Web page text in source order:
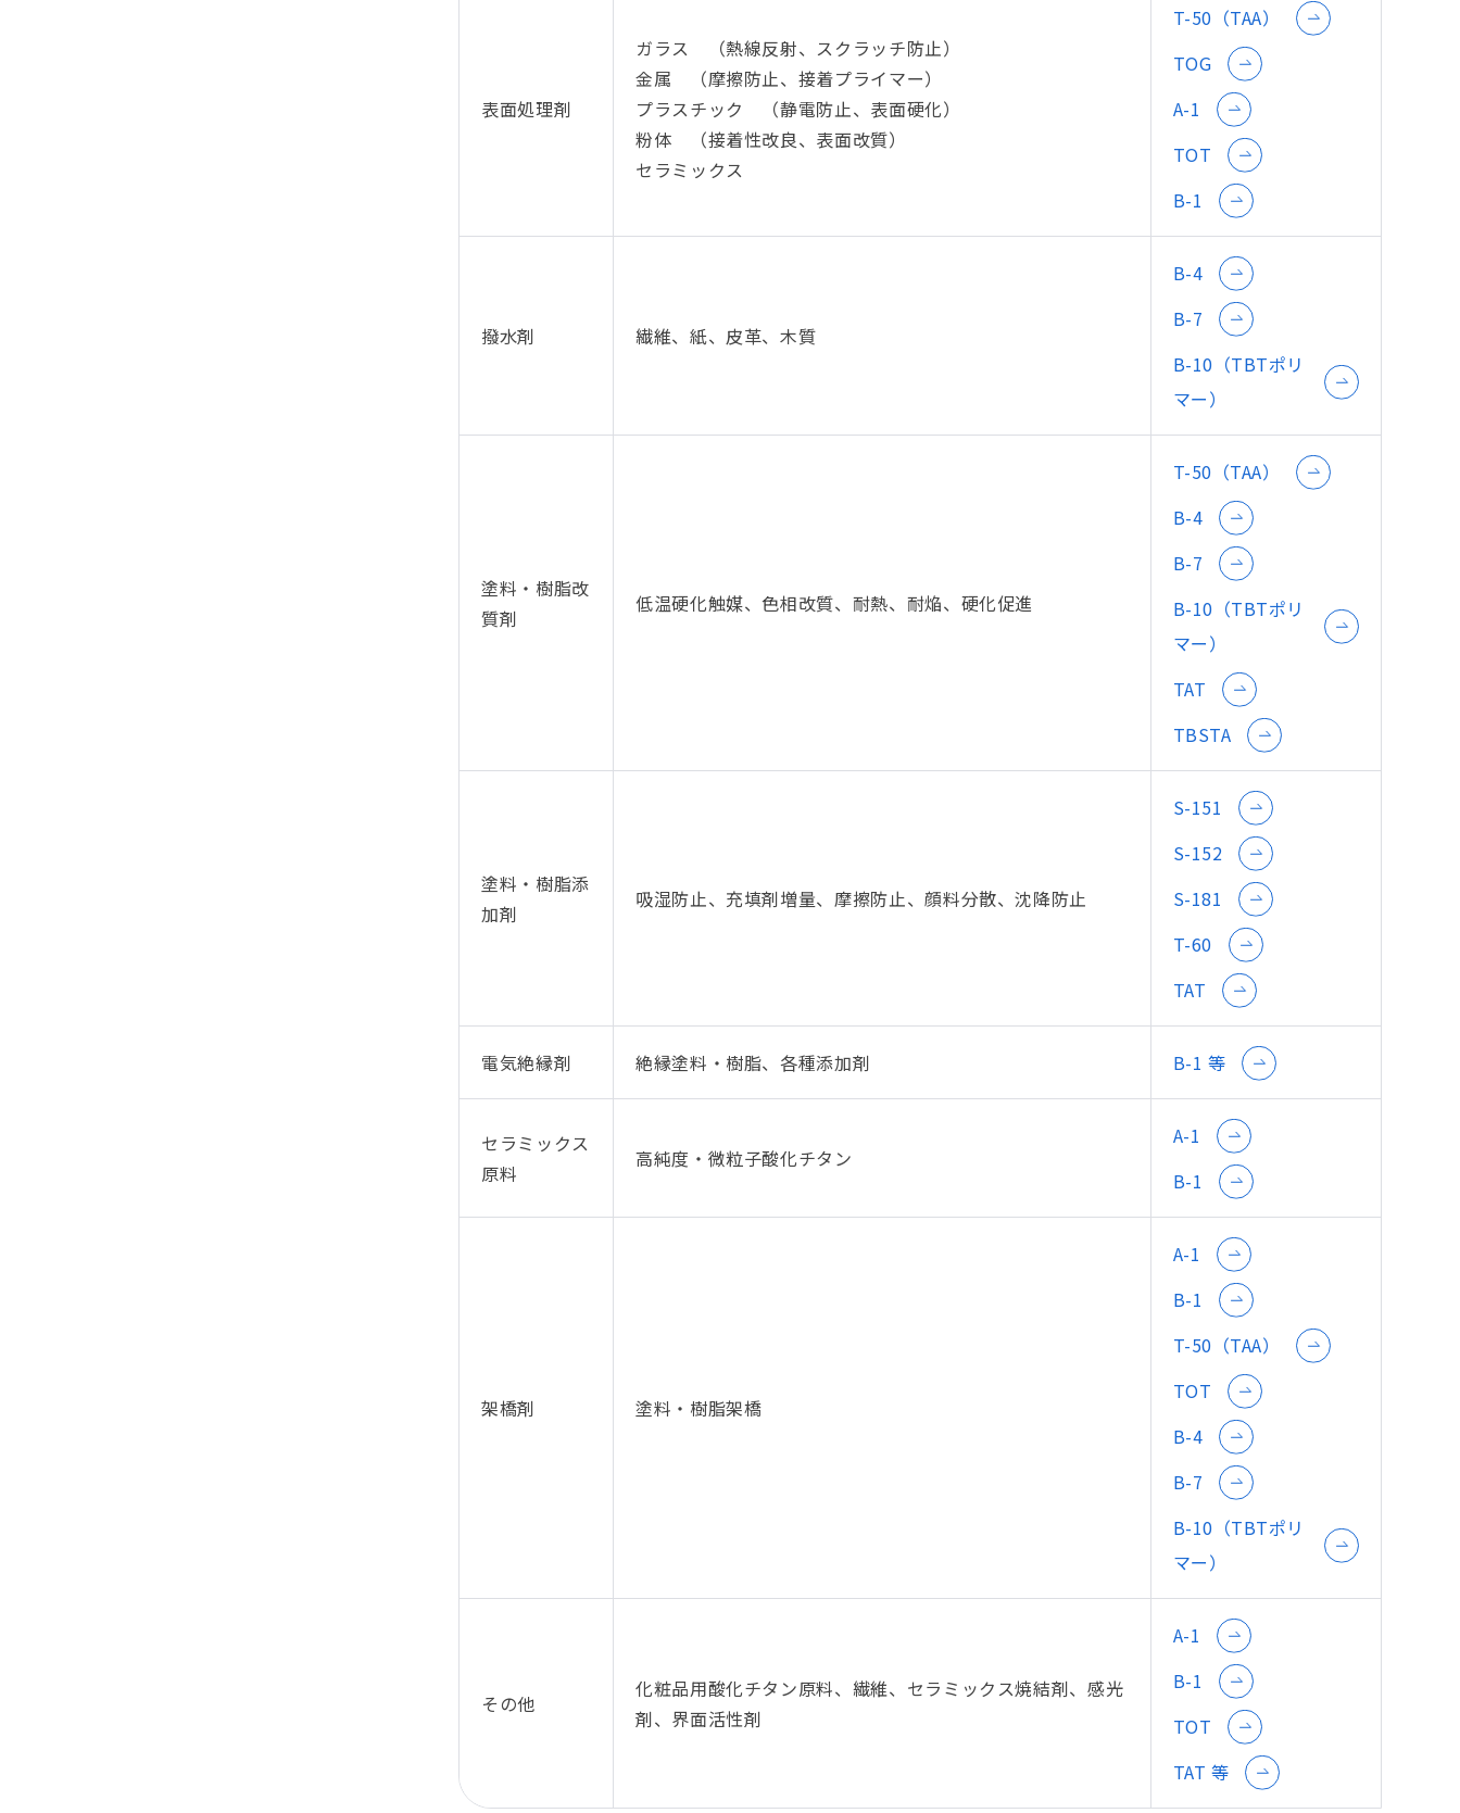
表面処理剤
ガラス （熱線反射、スクラッチ防止）
金属 （摩擦防止、接着プライマー）
プラスチック （静電防止、表面硬化）
粉体 （接着性改良、表面改質）
セラミックス
T-50（TAA）
TOG
A-1
TOT
B-1
撥水剤 繊維、紙、皮革、木質
B-4
B-7
B-10（TBTポリ
マー）
塗料・樹脂改
質剤
低温硬化触媒、色相改質、耐熱、耐焔、硬化促進
T-50（TAA）
B-4
B-7
B-10（TBTポリ
マー）
TAT
TBSTA
塗料・樹脂添
加剤
吸湿防止、充填剤増量、摩擦防止、顔料分散、沈降防止
S-151
S-152
S-181
T-60
TAT
電気絶縁剤 絶縁塗料・樹脂、各種添加剤 B-1 等
セラミックス
原料
高純度・微粒子酸化チタン
A-1
B-1
架橋剤 塗料・樹脂架橋
A-1
B-1
T-50（TAA）
TOT
B-4
B-7
B-10（TBTポリ
マー）
その他
化粧品用酸化チタン原料、繊維、セラミックス焼結剤、感光
剤、界面活性剤
A-1
B-1
TOT
TAT 等